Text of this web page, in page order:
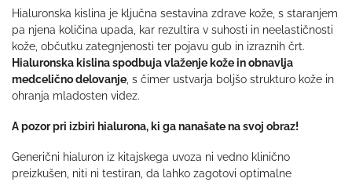
Hialuronska kislina je ključna sestavina zdrave kože, s staranjem
pa njena količina upada, kar rezultira v suhosti in neelastičnosti
kože, občutku zategnjenosti ter pojavu gub in izraznih črt.
Hialuronska kislina spodbuja vlaženje kože in obnavlja
medcelično delovanje, s čimer ustvarja boljšo strukturo kože in
ohranja mladosten videz.
A pozor pri izbiri hialurona, ki ga nanašate na svoj obraz!
Generični hialuron iz kitajskega uvoza ni vedno klinično
preizkušen, niti ni testiran, da lahko zagotovi optimalne